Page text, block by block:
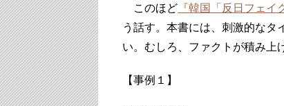
このほど 『韓国「反日フェイ
う話す。本書には、刺激的なタ
い。むしろ、ファクトが積み上
【事例１】